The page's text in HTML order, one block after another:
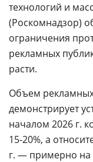
технологий и
(Роскомнадзор)
ограничения
рекламных
расти.
Объем
демонстрирует
началом 2026 г.
15-20%, а
г. — примерно на